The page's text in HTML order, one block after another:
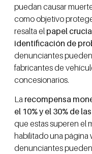
puedan causar
como objetivo
resalta el papel
identificación de
denunciantes
fabricantes de
concesionarios.
La recompensa
el 10% y el 30% de
que estas superen el
habilitado una
denunciantes